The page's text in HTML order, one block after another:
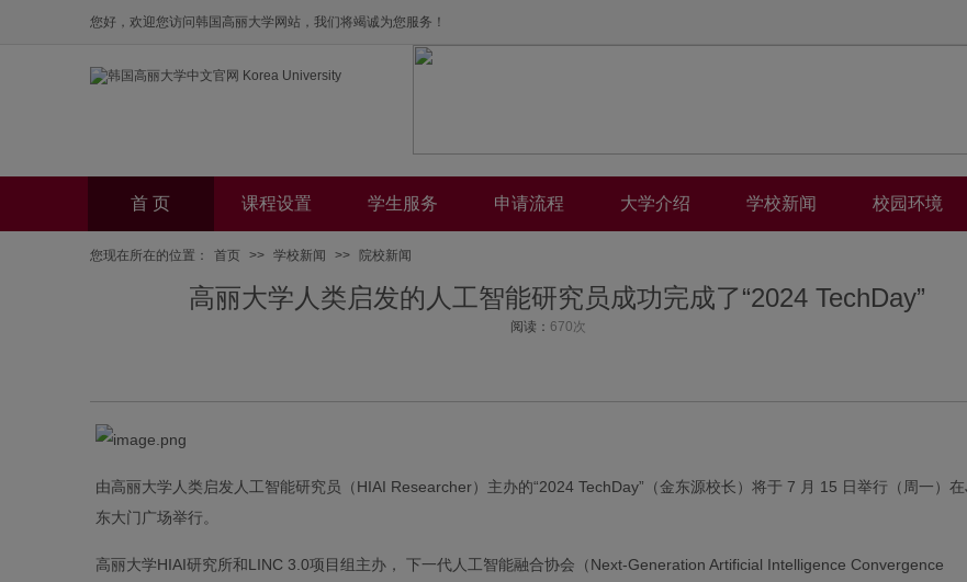
您好，欢迎您访问韩国高丽大学网站，我们将竭诚为您服务！
首 页 课程设置 学生服务 申请流程 大学介绍 学校新闻 校园环境
您现在所在的位置： 首页 >> 学校新闻 >> 院校新闻
高丽大学人类启发的人工智能研究员成功完成了“2024 TechDay”
阅读： 670次
由高丽大学人类启发人工智能研究员（HIAI Researcher）主办的“2024 TechDay”（金东源校长）将于 7 月 15 日举行（周一）
东大门广场举行。
高丽大学HIAI研究所和LINC 3.0项目组主办， 下一代人工智能融合协会（Next-Generation Artificial Intelligence Convergence